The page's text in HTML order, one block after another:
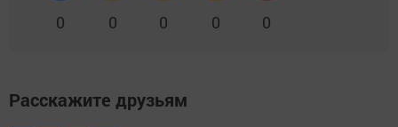
0 0 0 0 0
Расскажите друзьям